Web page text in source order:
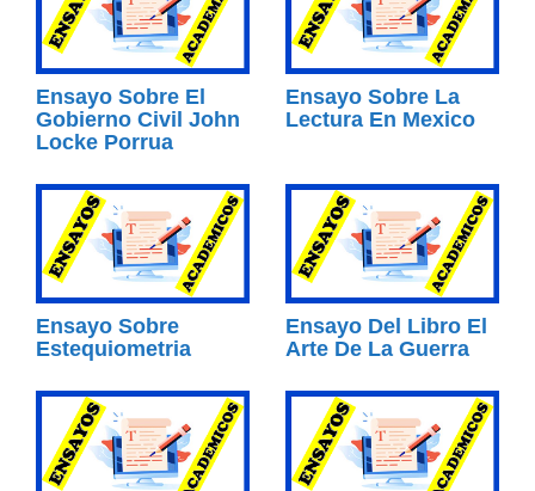
Ensayo Sobre El
Gobierno Civil John
Locke Porrua
Ensayo Sobre La
Lectura En Mexico
Ensayo Sobre
Estequiometria
Ensayo Del Libro El
Arte De La Guerra